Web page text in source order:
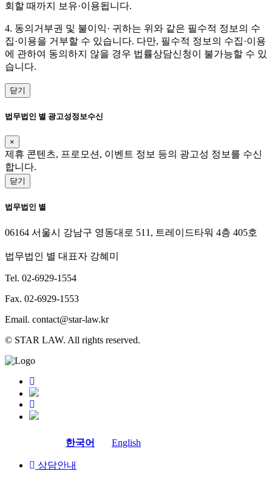
회할 때까지 보유·이용됩니다.
4. 동의거부권 및 불이익· 귀하는 위와 같은 필수적 정보의 수
집·이용을 거부할 수 있습니다. 다만, 필수적 정보의 수집·이용
에 관하여 동의하지 않을 경우 법률상담신청이 불가능할 수 있
습니다.
닫기
법무법인 별 광고성정보수신
×
제휴 콘텐츠, 프로모션, 이벤트 정보 등의 광고성 정보를 수신
합니다.
닫기
법무법인 별
06164 서울시 강남구 영동대로 511, 트레이드타워 4층 405호
법무법인 별 대표자 강혜미
Tel. 02-6929-1554
Fax. 02-6929-1553
Email. contact@star-law.kr
© STAR LAW. All rights reserved.
한국어 English
상담안내